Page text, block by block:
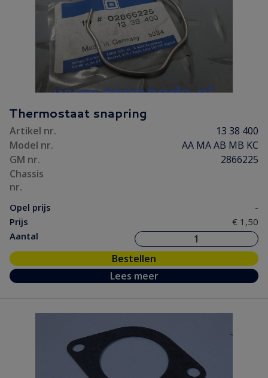
Thermostaat snapring
Artikel nr.
13 38 400
Model nr.
AA MA AB MB KC
GM nr.
2866225
Chassis
nr.
Opel prijs
-
Prijs
€ 1,50
Aantal
Bestellen
Lees meer